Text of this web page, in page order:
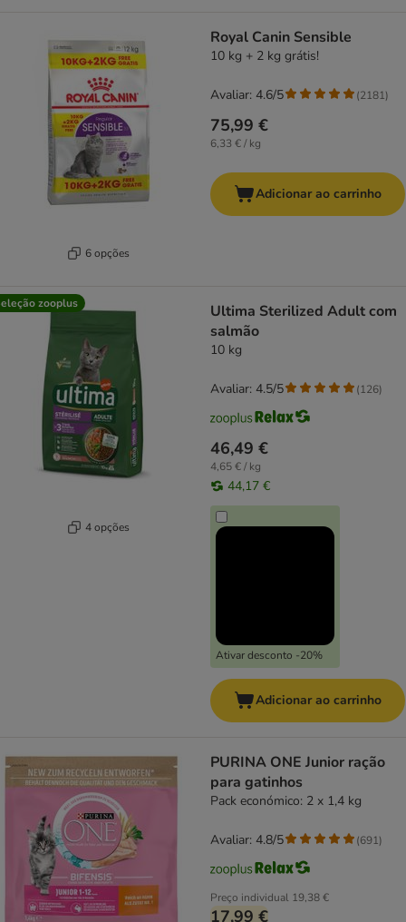
6 opções
Royal Canin Sensible
10 kg + 2 kg grátis!
75,99 €
6,33 € / kg
Avaliar: 4.6/5 (2181)
Adicionar ao carrinho
zooplus
4 opções
Ultima Sterilized Adult com
salmão
10 kg
46,49 €
4,65 € / kg
44,17 €
Ativar desconto -20%
Avaliar: 4.5/5 (126)
Adicionar ao carrinho
PURINA ONE Junior ração
para gatinhos
Pack económico: 2 x 1,4 kg
Preço individual 19,38 €
17,99 €
Avaliar: 4.8/5 (691)